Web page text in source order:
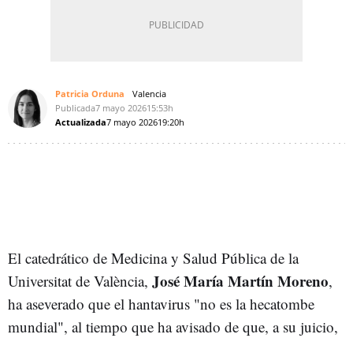
Patricia Orduna
Valencia
Publicada7 mayo 202615:53h
Actualizada7 mayo 202619:20h
El catedrático de Medicina y Salud Pública de la
Universitat de València, José María Martín Moreno,
ha aseverado que el hantavirus "no es la hecatombe
mundial", al tiempo que ha avisado de que, a su juicio,